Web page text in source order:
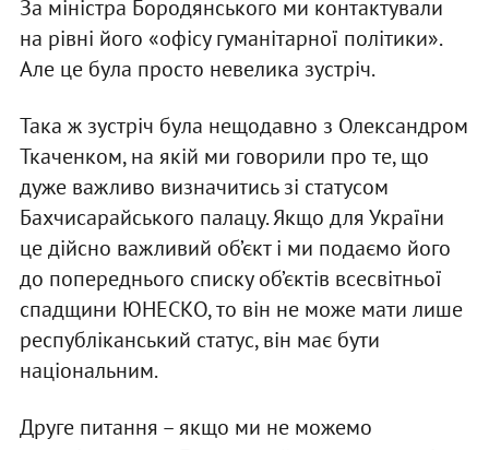
За міністра Бородянського ми контактували
на рівні його «офісу гуманітарної політики».
Але це була просто невелика зустріч.
Така ж зустріч була нещодавно з Олександром
Ткаченком, на якій ми говорили про те, що
дуже важливо визначитись зі статусом
Бахчисарайського палацу. Якщо для України
це дійсно важливий об’єкт і ми подаємо його
до попереднього списку об’єктів всесвітньої
спадщини ЮНЕСКО, то він не може мати лише
республіканський статус, він має бути
національним.
Друге питання – якщо ми не можемо